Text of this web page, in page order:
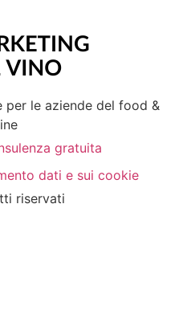
per le aziende del food &
gratuita
dati e sui cookie
riservati